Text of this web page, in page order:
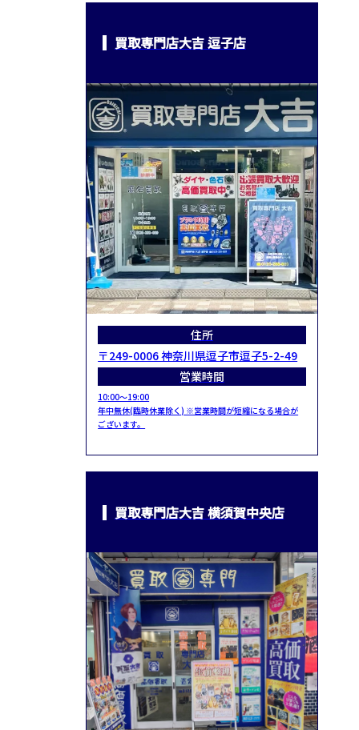
買取専門店大吉 逗子店
住所
〒249-0006 神奈川県逗子市逗子5-2-49
営業時間
10:00～19:00
年中無休(臨時休業除く) ※営業時間が短縮になる場合が
ございます。
買取専門店大吉 横須賀中央店